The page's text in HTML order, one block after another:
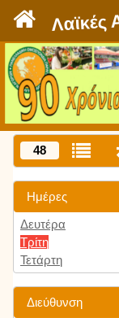
Λαϊκές
48
Ημέρες
Δευτέρα
Τρίτη
Τετάρτη
Διεύθυνση